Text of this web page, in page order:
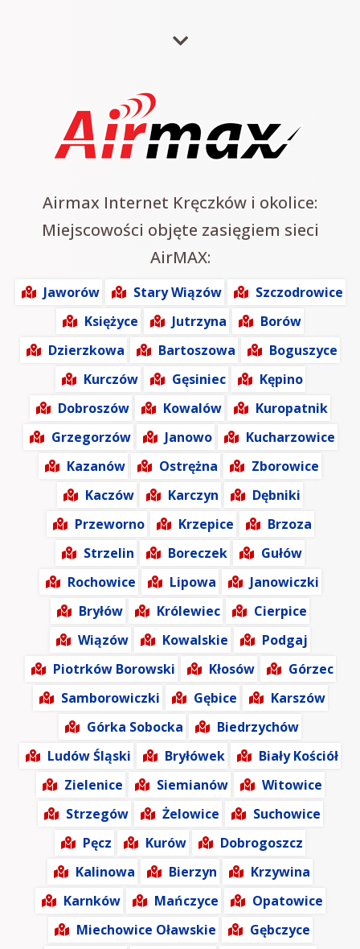
Airmax Internet Kręczków i okolice:
Miejscowości objęte zasięgiem sieci
AirMAX:
Jaworów Stary Wiązów
Szczodrowice
Księżyce
Jutrzyna
Borów
Dzierzkowa
Bartoszowa
Boguszyce
Kurczów
Gęsiniec
Kępino
Dobroszów
Kowalów
Kuropatnik
Grzegorzów
Janowo
Kucharzowice
Kazanów
Ostrężna
Zborowice
Kaczów
Karczyn
Dębniki
Przeworno
Krzepice
Brzoza
Strzelin
Boreczek
Gułów
Rochowice
Lipowa
Janowiczki
Bryłów
Królewiec
Cierpice
Wiązów
Kowalskie
Podgaj
Piotrków Borowski
Kłosów
Górzec
Samborowiczki
Gębice
Karszów
Górka Sobocka
Biedrzychów
Ludów Śląski
Bryłówek
Biały Kościół
Zielenice
Siemianów
Witowice
Strzegów
Żelowice
Suchowice
Pęcz
Kurów
Dobrogoszcz
Kalinowa
Bierzyn
Krzywina
Karnków
Mańczyce
Opatowice
Miechowice Oławskie
Gębczyce